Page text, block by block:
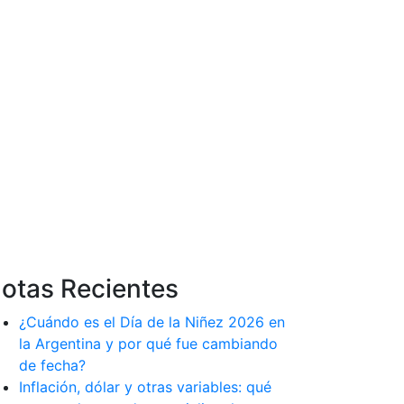
Recientes
¿Cuándo es el Día de la Niñez 2026 en
la Argentina y por qué fue cambiando
de fecha?
Inflación, dólar y otras variables: qué